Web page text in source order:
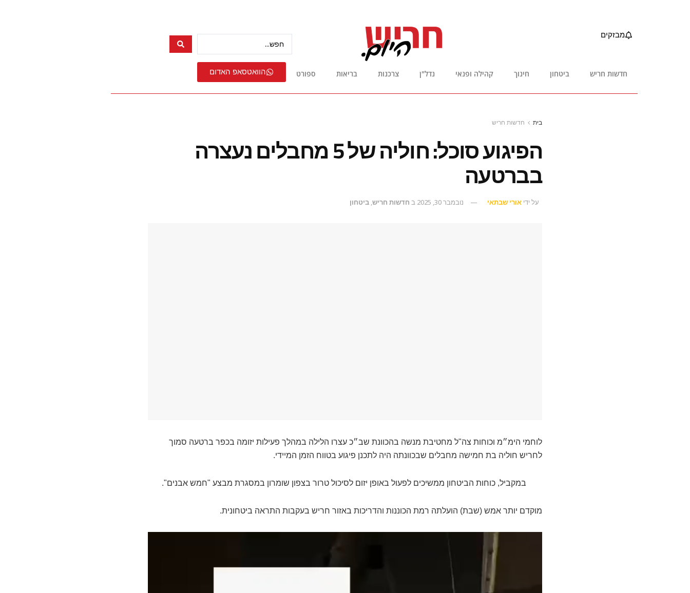
מבזקים
חדשות חריש ביטחון חינוך קהילה ופנאי נדל"ן צרכנות בריאות ספורט הוואטסאפ האדום
בית חדשות חריש
הפיגוע סוכל: חוליה של 5 מחבלים נעצרה
בברטעה
על ידי אורי שבתאי נובמבר 30, 2025 ב חדשות חריש, ביטחון
לוחמי הימ״מ וכוחות צה"ל מחטיבת מנשה בהכוונת שב״כ עצרו הלילה במהלך פעילות יזומה בכפר ברטעה סמוך
לחריש חוליה בת חמישה מחבלים שבכוונתה היה לתכנן פיגוע בטווח הזמן המיידי.
במקביל, כוחות הביטחון ממשיכים לפעול באופן יזום לסיכול טרור בצפון שומרון במסגרת מבצע "חמש אבנים".
מוקדם יותר אמש (שבת) הועלתה רמת הכוננות והדריכות באזור חריש בעקבות התראה ביטחונית.